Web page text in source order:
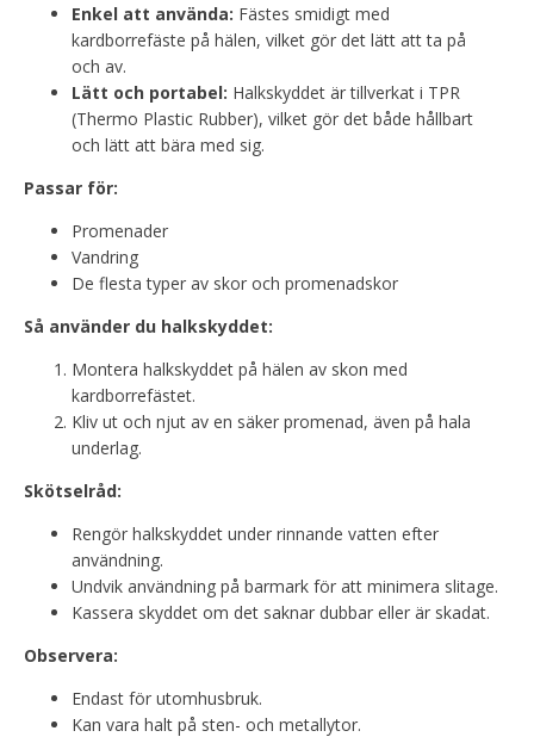
Enkel att använda: Fästes smidigt med
kardborrefäste på hälen, vilket gör det lätt att ta på
och av.
Lätt och portabel: Halkskyddet är tillverkat i TPR
(Thermo Plastic Rubber), vilket gör det både hållbart
och lätt att bära med sig.
Passar för:
Promenader
Vandring
De flesta typer av skor och promenadskor
Så använder du halkskyddet:
Montera halkskyddet på hälen av skon med
kardborrefästet.
Kliv ut och njut av en säker promenad, även på hala
underlag.
Skötselråd:
Rengör halkskyddet under rinnande vatten efter
användning.
Undvik användning på barmark för att minimera slitage.
Kassera skyddet om det saknar dubbar eller är skadat.
Observera:
Endast för utomhusbruk.
Kan vara halt på sten- och metallytor.